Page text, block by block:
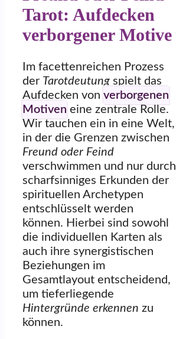
Tarot: Aufdecken
verborgener Motive
Im facettenreichen Prozess
der Tarotdeutung spielt das
Aufdecken von verborgenen
Motiven eine zentrale Rolle.
Wir tauchen ein in eine Welt,
in der die Grenzen zwischen
Freund oder Feind
verschwimmen und nur durch
scharfsinniges Erkunden der
spirituellen Archetypen
entschlüsselt werden
können. Hierbei sind sowohl
die individuellen Karten als
auch ihre synergistischen
Beziehungen im
Gesamtlayout entscheidend,
um tieferliegende
Hintergründe erkennen zu
können.